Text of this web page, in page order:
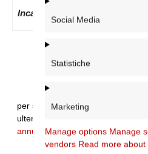
Social Media
Statistiche
Marketing
Manage options Manage
vendors Read more
Incaricato
per segnalare errori sui dati e/o
ulteriori informazioni:
annuario@diocesidiroma.it